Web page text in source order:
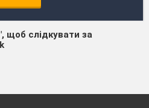
щоб слідкувати за